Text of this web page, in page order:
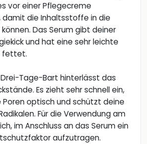
vor einer Pflegecreme
damit die Inhaltsstoffe in die
Das Serum gibt deiner
und hat eine sehr leichte
fettet.
Tage-Bart hinterlässt das
Es zieht sehr schnell ein,
optisch und schützt deine
Für die Verwendung am
im Anschluss an das Serum ein
aufzutragen.